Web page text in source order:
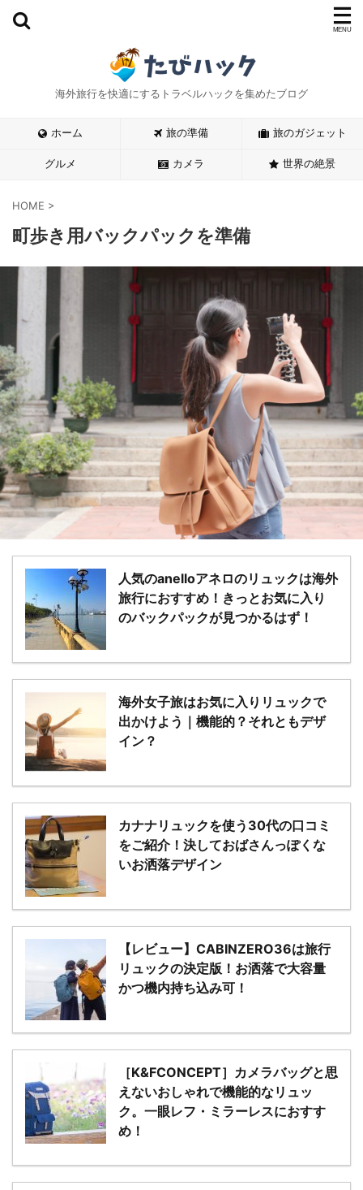
海外旅行を快適にするトラベルハックを集めたブログ
ホーム 旅の準備 旅のガジェット
グルメ カメラ 世界の絶景
HOME >
町歩き用バックパックを準備
人気のanelloアネロのリュックは海外
旅行におすすめ！きっとお気に入り
のバックパックが見つかるはず！
海外女子旅はお気に入りリュックで
出かけよう｜機能的？それともデザ
イン？
カナナリュックを使う30代の口コミ
をご紹介！決しておばさんっぽくな
いお洒落デザイン
【レビュー】CABINZERO36は旅行
リュックの決定版！お洒落で大容量
かつ機内持ち込み可！
［K&FCONCEPT］カメラバッグと思
えないおしゃれで機能的なリュッ
ク。一眼レフ・ミラーレスにおすす
め！